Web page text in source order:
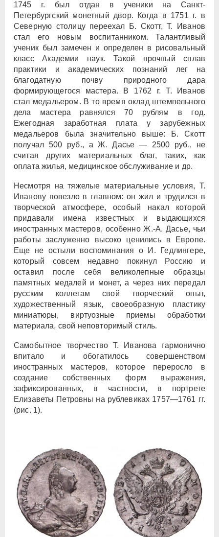
1745 г. был отдан в ученики на Санкт-
Петербургский монетный двор. Когда в 1751 г. в
Северную столицу переехал Б. Скотт, Т. Иванов
стал его новым воспитанником. Талантливый
ученик был замечен и определен в рисовальный
класс Академии наук. Такой прочный сплав
практики и академических познаний лег на
благодатную почву природного дара
формирующегося мастера. В 1762 г. Т. Иванов
стал медальером. В то время оклад штемпельного
дела мастера равнялся 70 рублям в год.
Ежегодная заработная плата у зарубежных
медальеров была значительно выше: Б. Скотт
получал 500 руб., а Ж. Дасье — 2500 руб., не
считая других материальных благ, таких, как
оплата жилья, медицинское обслуживание и др.
Несмотря на тяжелые материальные условия, Т.
Иванову повезло в главном: он жил и трудился в
творческой атмосфере, особый накал которой
придавали имена известных и выдающихся
иностранных мастеров, особенно Ж.-А. Дасье, чьи
работы заслуженно высоко ценились в Европе.
Еще не остыли воспоминания о И. Гедлингере,
который совсем недавно покинул Россию и
оставил после себя великолепные образцы
памятных медалей и монет, а через них передал
русским коллегам свой творческий опыт,
художественный язык, своеобразную пластику
миниатюры, виртуозные приемы обработки
материала, свой неповторимый стиль.
Самобытное творчество Т. Иванова гармонично
впитало и обогатилось совершенством
иностранных мастеров, которое переросло в
создание собственных форм выражения,
зафиксированных, в частности, в портрете
Елизаветы Петровны на рублевиках 1757—1761 гг.
(рис. 1).